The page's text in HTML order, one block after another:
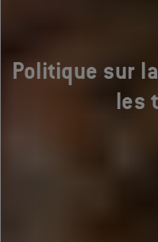
Politique sur
les